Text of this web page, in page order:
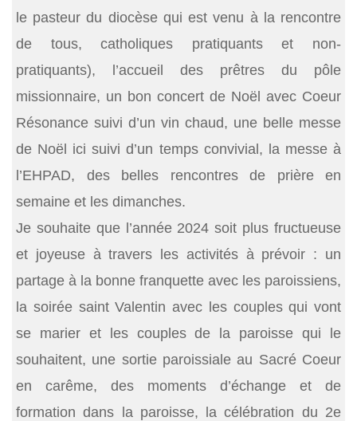
le pasteur du diocèse qui est venu à la rencontre
de tous, catholiques pratiquants et non-
pratiquants), l’accueil des prêtres du pôle
missionnaire, un bon concert de Noël avec Coeur
Résonance suivi d’un vin chaud, une belle messe
de Noël ici suivi d’un temps convivial, la messe à
l’EHPAD, des belles rencontres de prière en
semaine et les dimanches.
Je souhaite que l’année 2024 soit plus fructueuse
et joyeuse à travers les activités à prévoir : un
partage à la bonne franquette avec les paroissiens,
la soirée saint Valentin avec les couples qui vont
se marier et les couples de la paroisse qui le
souhaitent, une sortie paroissiale au Sacré Coeur
en carême, des moments d’échange et de
formation dans la paroisse, la célébration du 2e